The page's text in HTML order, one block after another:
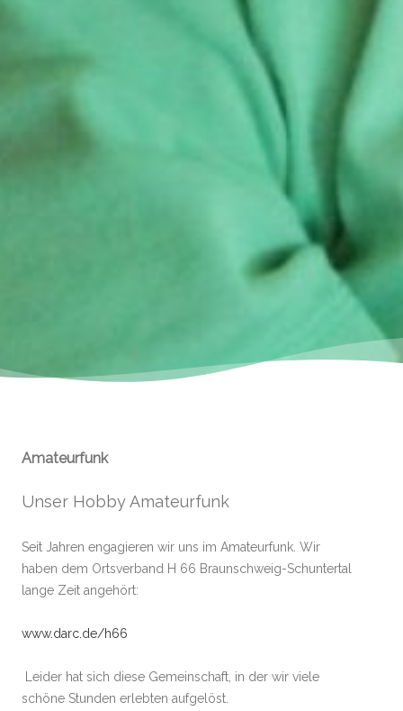
Amateurfunk
Unser Hobby Amateurfunk
Seit Jahren engagieren wir uns im Amateurfunk. Wir
haben dem Ortsverband H 66 Braunschweig-Schuntertal
lange Zeit angehört:
www.darc.de/h66
Leider hat sich diese Gemeinschaft, in der wir viele
schöne Stunden erlebten aufgelöst.